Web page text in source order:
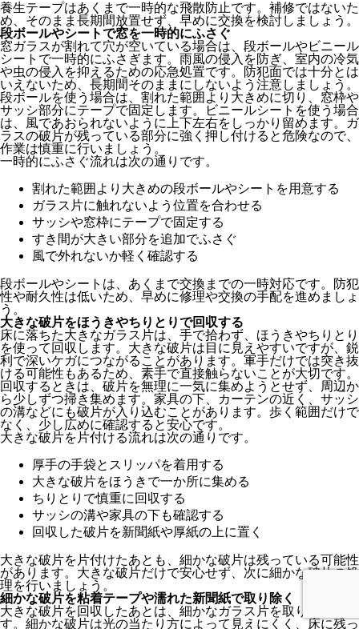
養生テープはあくまで一時的な飛散防止です。補修ではないた
め、そのまま長期間放置せず、早めに交換を検討しましょう。
段ボールやシートで窓を一時的にふさぐ
窓ガラスが割れて穴が空いている場合は、段ボールやビニール
シートで一時的にふさぎます。雨風の侵入を防ぎ、室内の冷気
や虫の侵入を抑えるための応急処置です。防犯面では十分とは
いえないため、長期間そのままにしないよう注意しましょう。
段ボールを使う場合は、割れた範囲より大きめに切り、窓枠や
サッシ部分にテープで固定します。ビニールシートを使う場合
は、風であおられないように上下左右をしっかり留めます。ガ
ラスの破片が残っている部分に強く押し付けると危険なので、
作業は慎重に行いましょう。
一時的にふさぐ流れは次の通りです。
割れた範囲より大きめの段ボールやシートを用意する
ガラス片に触れないよう位置を合わせる
サッシや窓枠にテープで固定する
すき間が大きい部分を追加でふさぐ
風で外れないか軽く確認する
段ボールやシートは、あくまで交換までの一時対応です。防犯
性や耐久性は低いため、早めに修理や交換の手配を進めましょ
う。
大きな破片をほうきやちりとりで回収する
床に落ちた大きなガラス片は、手で拾わず、ほうきやちりとり
を使って回収します。大きな破片は目に見えやすいですが、鋭
利で深いケガにつながることがあります。軍手だけでは突き抜
ける可能性もあるため、素手で直接触らないことが大切です。
回収するときは、破片を無理に一気に集めようとせず、周辺か
ら少しずつ掃き集めます。家具の下、カーテンの近く、サッシ
の溝などにも破片が入り込むことがあります。歩く範囲だけで
なく、少し広めに確認すると安心です。
大きな破片を片付ける流れは次の通りです。
厚手の手袋とスリッパを着用する
大きな破片をほうきで一か所に集める
ちりとりで慎重に回収する
サッシの溝や家具の下も確認する
回収した破片を新聞紙や厚紙の上に置く
大きな破片を片付けたあとも、細かな破片は残っている可能性
があります。大きな破片だけで安心せず、次に細かな破片の処
理を行いましょう。
細かな破片を粘着テープや濡れた新聞紙で取り除く
大きな破片を回収したあとは、細かなガラス片を取り除きま
す。細かな破片は光の当たり方によって見えにくく、床に残っ